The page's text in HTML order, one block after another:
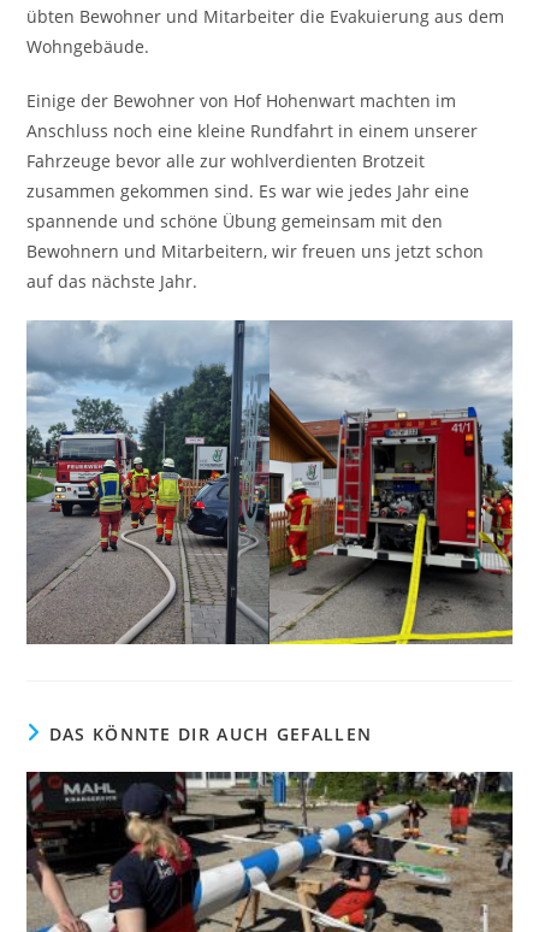
übten Bewohner und Mitarbeiter die Evakuierung aus dem
Wohngebäude.
Einige der Bewohner von Hof Hohenwart machten im
Anschluss noch eine kleine Rundfahrt in einem unserer
Fahrzeuge bevor alle zur wohlverdienten Brotzeit
zusammen gekommen sind. Es war wie jedes Jahr eine
spannende und schöne Übung gemeinsam mit den
Bewohnern und Mitarbeitern, wir freuen uns jetzt schon
auf das nächste Jahr.
DAS KÖNNTE DIR AUCH GEFALLEN